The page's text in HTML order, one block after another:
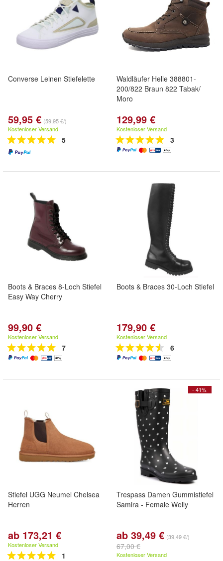
Converse Leinen Stiefelette
59,95 € (59,95 €/)
Kostenloser Versand
5
Waldläufer Helle 388801-
200/822 Braun 822 Tabak/
Moro
129,99 €
Kostenloser Versand
3
Boots & Braces 8-Loch Stiefel
Easy Way Cherry
99,90 €
Kostenloser Versand
7
Boots & Braces 30-Loch Stiefel
179,90 €
Kostenloser Versand
6
Stiefel UGG Neumel Chelsea
Herren
ab 173,21 €
Kostenloser Versand
1
- 41%
Trespass Damen Gummistiefel
Samira - Female Welly
ab 39,49 € (39,49 €/)
67,00 €
Kostenloser Versand